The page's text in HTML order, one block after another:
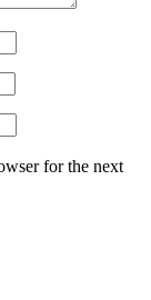
for the next